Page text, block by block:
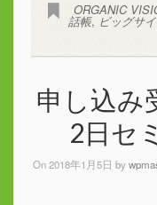
ORGANIC
話帳, ビッグサ
申し込み
2日セ
On 2018年1月5日 by